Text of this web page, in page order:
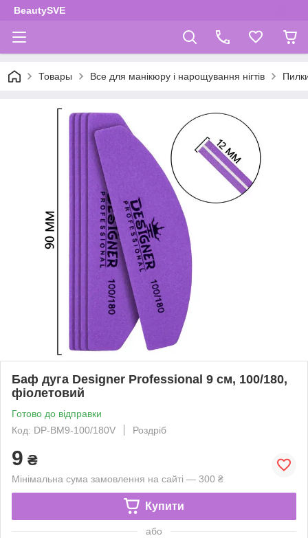
BeautySVE
Товары Все для манікюру і нарощування нігтів
Баф дуга Designer Professional 9 см, 100/180,
фіолетовий
Готово до відправки
Код: DP-BM9-100/180V
Роздріб
9 ₴
Мінімальна сума замовлення на сайті — 300 ₴
Купити
або